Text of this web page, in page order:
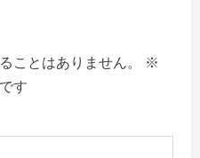
ことはありません。
※
す